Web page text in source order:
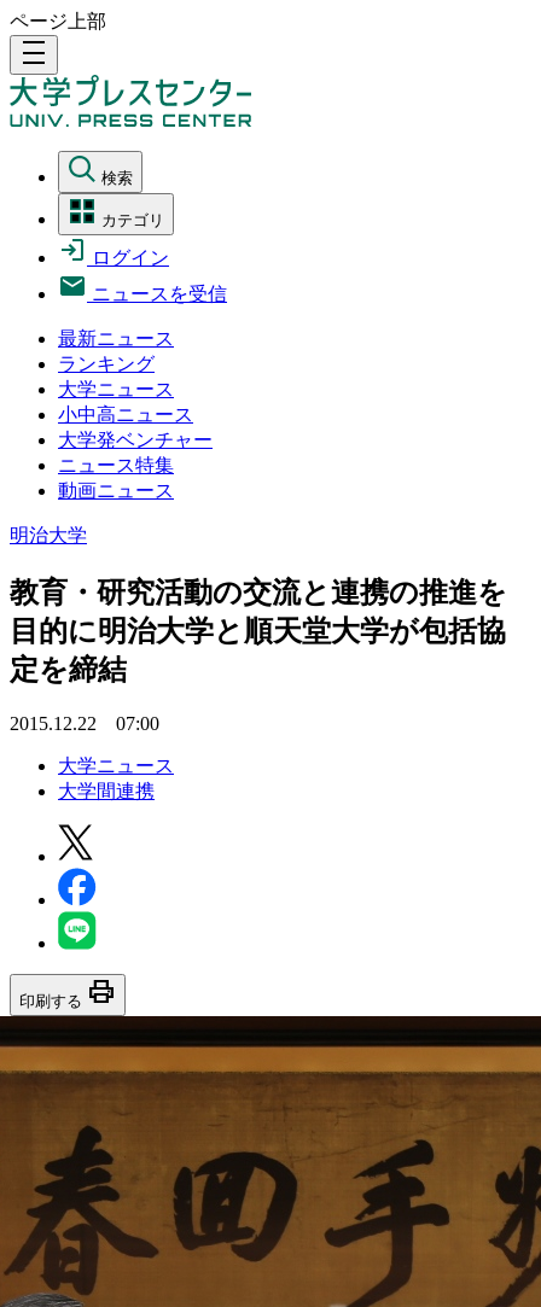
ページ上部
density_medium
検索
カテゴリ
ログイン
ニュースを受信
最新ニュース
ランキング
大学ニュース
小中高ニュース
大学発ベンチャー
ニュース特集
動画ニュース
明治大学
教育・研究活動の交流と連携の推進を
目的に明治大学と順天堂大学が包括協
定を締結
2015.12.22 07:00
大学ニュース
大学間連携
印刷する print